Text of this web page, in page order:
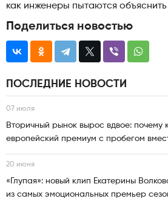
как инженеры пытаются объяснить
Поделиться новостью
ПОСЛЕДНИЕ НОВОСТИ
07 июля
Вторичный рынок вырос вдвое: почему
европейский премиум с пробегом
20 июня
«Глупая»: новый клип Екатерины
из самых эмоциональных премьер